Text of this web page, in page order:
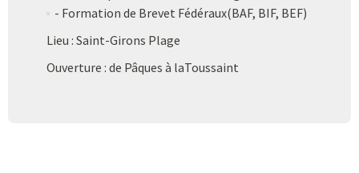
- Formation de Brevet Fédéraux(BAF, BIF, BEF)
Lieu : Saint-Girons Plage
Ouverture : de Pâques à laToussaint